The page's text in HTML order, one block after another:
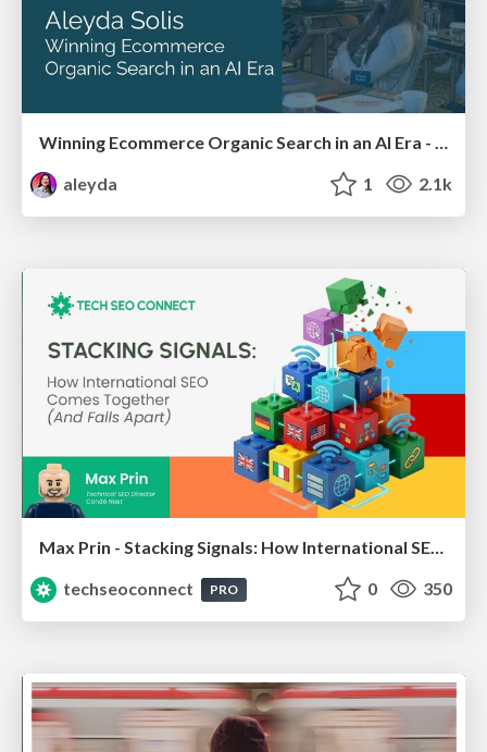
aleyda
1 2.1k
Max Prin - Stacking Signals: How International SEO Comes Together (And Falls Apart)
techseoconnect
PRO 0 350